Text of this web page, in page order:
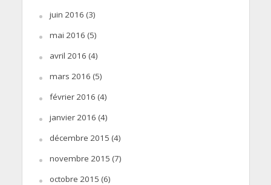
juin 2016 (3)
mai 2016 (5)
avril 2016 (4)
mars 2016 (5)
février 2016 (4)
janvier 2016 (4)
décembre 2015 (4)
novembre 2015 (7)
octobre 2015 (6)